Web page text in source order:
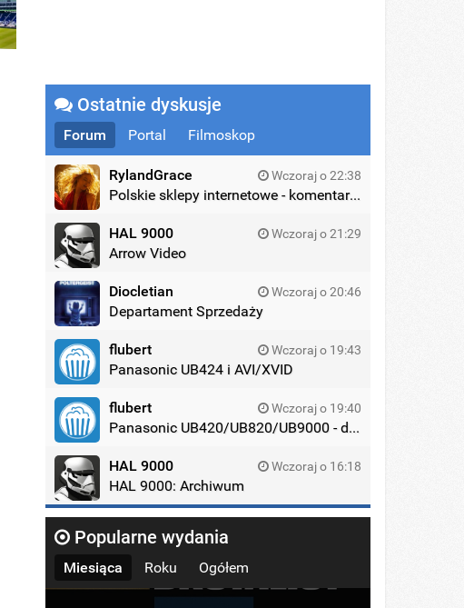
Ostatnie dyskusje
Forum Portal Filmoskop
RylandGrace Wczoraj o 22:38
Polskie sklepy internetowe - komentarze
HAL 9000 Wczoraj o 21:29
Arrow Video
Diocletian Wczoraj o 20:46
Departament Sprzedaży
flubert Wczoraj o 19:43
Panasonic UB424 i AVI/XVID
flubert Wczoraj o 19:40
Panasonic UB420/UB820/UB9000 - dyskusja
HAL 9000 Wczoraj o 16:18
HAL 9000: Archiwum
Popularne wydania
Miesiąca Roku Ogółem